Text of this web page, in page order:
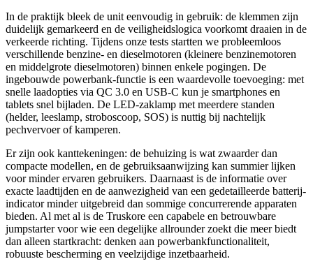
In de praktijk bleek de unit eenvoudig in gebruik: de klemmen zijn
duidelijk gemarkeerd en de veiligheidslogica voorkomt draaien in de
verkeerde richting. Tijdens onze tests startten we probleemloos
verschillende benzine- en dieselmotoren (kleinere benzinemotoren
en middelgrote dieselmotoren) binnen enkele pogingen. De
ingebouwde powerbank-functie is een waardevolle toevoeging: met
snelle laadopties via QC 3.0 en USB-C kun je smartphones en
tablets snel bijladen. De LED-zaklamp met meerdere standen
(helder, leeslamp, stroboscoop, SOS) is nuttig bij nachtelijk
pechvervoer of kamperen.
Er zijn ook kanttekeningen: de behuizing is wat zwaarder dan
compacte modellen, en de gebruiksaanwijzing kan summier lijken
voor minder ervaren gebruikers. Daarnaast is de informatie over
exacte laadtijden en de aanwezigheid van een gedetailleerde batterij-
indicator minder uitgebreid dan sommige concurrerende apparaten
bieden. Al met al is de Truskore een capabele en betrouwbare
jumpstarter voor wie een degelijke allrounder zoekt die meer biedt
dan alleen startkracht: denken aan powerbankfunctionaliteit,
robuuste bescherming en veelzijdige inzetbaarheid.